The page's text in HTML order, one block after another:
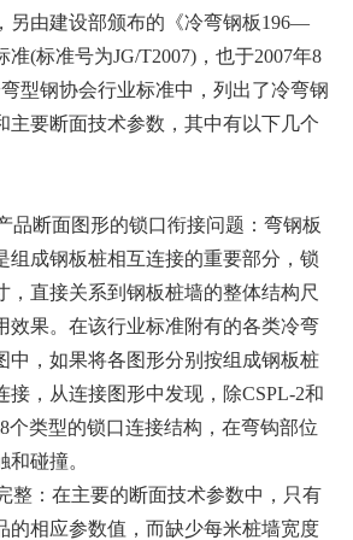
另由建设部颁布的《冷弯钢板196—
(标准号为JG/T2007)，也于2007年8
型钢协会行业标准中，列出了冷弯钢
主要断面技术参数，其中有以下几个
断面图形的锁口衔接问题：弯钢板
组成钢板桩相互连接的重要部分，锁
，直接关系到钢板桩墙的整体结构尺
效果。在该行业标准附有的各类冷弯
中，如果将各图形分别按组成钢板桩
接，从连接图形中发现，除CSPL-2和
个类型的锁口连接结构，在弯钩部位
碰撞。
：在主要的断面技术参数中，只有
的相应参数值，而缺少每米桩墙宽度